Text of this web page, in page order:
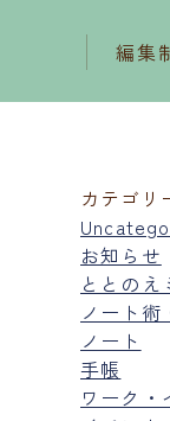
編集
カテゴリ
お知らせ
ととのえ
ノート術
ノート
手帳
ワーク・